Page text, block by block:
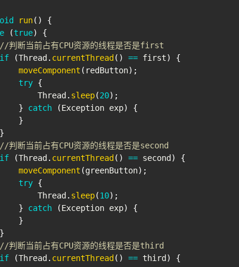
run( )
{
(true)
{
//判断当前占有CPU资源的线程是否是first
if
(Thread . currentThread ( ) == first)
{
moveComponent ( redButton) ;
try {
Thread . sleep(20) ;
}
catch (Exception exp)
{
}
}
//判断当前占有CPU资源的线程是否是second
if
(Thread . currentThread ( ) == second )
{
moveComponent (greenButton) ;
try {
Thread . sleep(10) ;
}
catch (Exception exp)
{
}
}
//判断当前占有CPU资源的线程是否是third
if
(Thread . currentThread ( ) == third )
{